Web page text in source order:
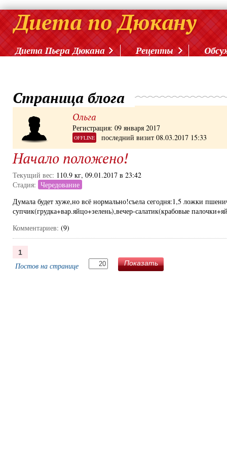
Диета Пьера Дюкана Рецепты
Страница блога
Ольга
Регистрация: 09 января 2017
OFFLINE последний визит 08.03.2017 15:33
Начало положено!
Текущий вес: 110.9 кг, 09.01.2017 в 23:42
Стадия: Чередование
Думала будет хуже,но всё нормально!съела сегодня:1,5 ложки
супчик(грудка+вар.яйцо+зелень),вечер-салатик(крабовые
Комментариев: (9)
1
Постов на странице Показать